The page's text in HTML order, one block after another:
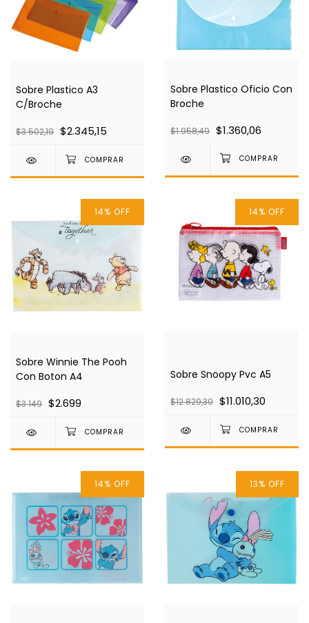
Sobre Plastico A3
C/Broche
$3.502,19 $2.345,15
Sobre Plastico Oficio Con
Broche
$1.958,49 $1.360,06
14% OFF
Sobre Winnie The Pooh
Con Boton A4
$3.149 $2.699
14% OFF
Sobre Snoopy Pvc A5
$12.829,30 $11.010,30
14% OFF 13% OFF